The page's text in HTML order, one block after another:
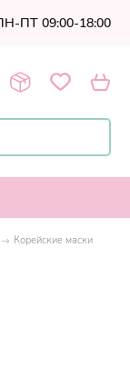
ПТ 09:00-18:00
Корейские маски